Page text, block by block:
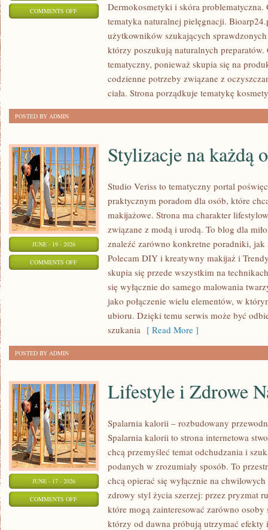
COMMENTS OFFON
PORÓWNANIA
Dermokosmetyki i skóra problematyczna.
tematyka naturalnej pielęgnacji.
użytkowników szukających
którzy poszukują naturalnych preparatów.
tematyczny, ponieważ skupia się na
codzienne potrzeby związane z
ciała. Strona porządkuje tematykę
POSTED BY ADMIN
JUNE - 19 - 2026
COMMENTS OFFON
STYLIZACJE
Stylizacje na każdą
Studio Veriss to tematyczny portal
praktycznym poradom dla osób, które
makijażowe. Strona ma charakter
związane z modą i urodą. To blog dla
znaleźć zarówno konkretne poradniki,
Polecam DIY i kreatywny makijaż i
skupia się przede wszystkim na
się wyłącznie do samego malowania
jako połączenie wielu elementów, w
ubioru. Dzięki temu serwis może być
szukania [ Read More ]
POSTED BY ADMIN
JUNE - 17 - 2026
COMMENTS OFFON
LIFESTYLE
Lifestyle i Zdrowe
Spalarnia kalorii – rozbudowany
Spalarnia kalorii to strona internetowa
chcą przemyśleć temat odchudzania i
podanych w zrozumiały sposób. To
chcą opierać się wyłącznie na
zdrowy styl życia szerzej: przez pryzmat
które mogą zainteresować zarówno
którzy od dawna próbują utrzymać efekty